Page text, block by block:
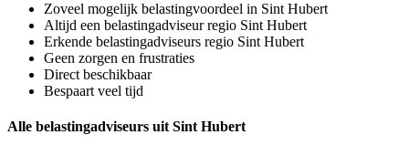
Zoveel mogelijk belastingvoordeel in Sint Hubert
Altijd een belastingadviseur regio Sint Hubert
Erkende belastingadviseurs regio Sint Hubert
Geen zorgen en frustraties
Direct beschikbaar
Bespaart veel tijd
Alle belastingadviseurs uit Sint Hubert